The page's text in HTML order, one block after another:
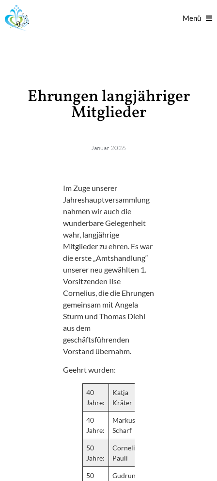
Menü
Ehrungen langjähriger
Mitglieder
Januar 2026
Im Zuge unserer
Jahreshauptversammlung
nahmen wir auch die
wunderbare Gelegenheit
wahr, langjährige
Mitglieder zu ehren. Es war
die erste „Amtshandlung“
unserer neu gewählten 1.
Vorsitzenden Ilse
Cornelius, die die Ehrungen
gemeinsam mit Angela
Sturm und Thomas Diehl
aus dem
geschäftsführenden
Vorstand übernahm.
Geehrt wurden:
40
Jahre:
Katja
Kräter
40
Jahre:
Markus
Scharf
50
Jahre:
Cornelia
Pauli
50
Gudrun